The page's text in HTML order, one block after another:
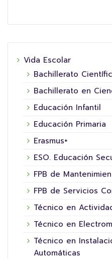
Vida Escolar
Bachillerato
Bachillerato en
Educación Infantil
Educación Primaria
Erasmus+
ESO. Educación
FPB de
FPB de Servicios
Técnico en
Técnico en
Técnico en
Automáticas